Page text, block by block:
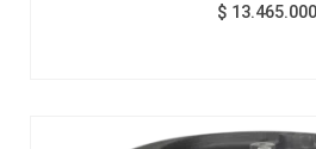
$ 13.465.000